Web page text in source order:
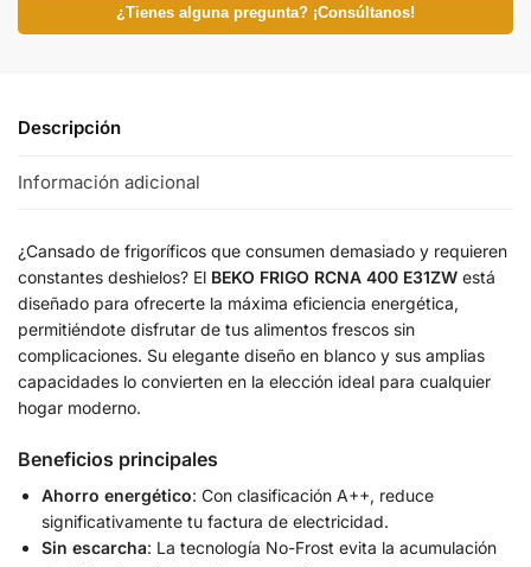
¿Tienes alguna pregunta? ¡Consúltanos!
Descripción
Información adicional
¿Cansado de frigoríficos que consumen demasiado y requieren
constantes deshielos? El BEKO FRIGO RCNA 400 E31ZW está
diseñado para ofrecerte la máxima eficiencia energética,
permitiéndote disfrutar de tus alimentos frescos sin
complicaciones. Su elegante diseño en blanco y sus amplias
capacidades lo convierten en la elección ideal para cualquier
hogar moderno.
Beneficios principales
Ahorro energético: Con clasificación A++, reduce
significativamente tu factura de electricidad.
Sin escarcha: La tecnología No-Frost evita la acumulación